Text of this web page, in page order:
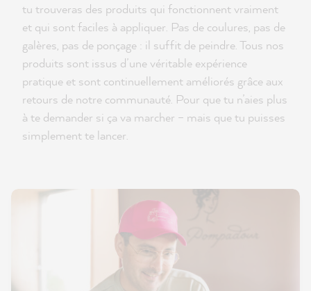
tu trouveras des produits qui fonctionnent vraiment
et qui sont faciles à appliquer. Pas de coulures, pas de
galères, pas de ponçage : il suffit de peindre. Tous nos
produits sont issus d’une véritable expérience
pratique et sont continuellement améliorés grâce aux
retours de notre communauté. Pour que tu n’aies plus
à te demander si ça va marcher – mais que tu puisses
simplement te lancer.